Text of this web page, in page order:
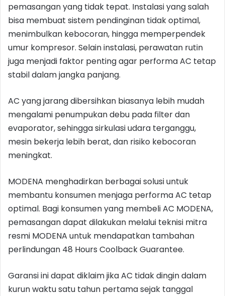
pemasangan yang tidak tepat. Instalasi yang salah
bisa membuat sistem pendinginan tidak optimal,
menimbulkan kebocoran, hingga memperpendek
umur kompresor. Selain instalasi, perawatan rutin
juga menjadi faktor penting agar performa AC tetap
stabil dalam jangka panjang.
AC yang jarang dibersihkan biasanya lebih mudah
mengalami penumpukan debu pada filter dan
evaporator, sehingga sirkulasi udara terganggu,
mesin bekerja lebih berat, dan risiko kebocoran
meningkat.
MODENA menghadirkan berbagai solusi untuk
membantu konsumen menjaga performa AC tetap
optimal. Bagi konsumen yang membeli AC MODENA,
pemasangan dapat dilakukan melalui teknisi mitra
resmi MODENA untuk mendapatkan tambahan
perlindungan 48 Hours Coolback Guarantee.
Garansi ini dapat diklaim jika AC tidak dingin dalam
kurun waktu satu tahun pertama sejak tanggal